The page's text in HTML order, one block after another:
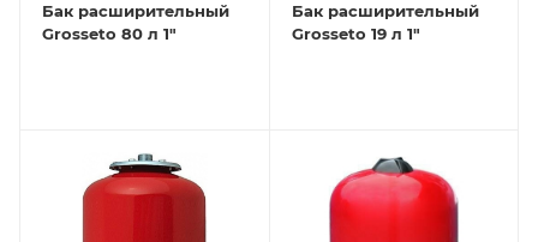
Бак расширительный
Grosseto 80 л 1"
Бак расширительный
Grosseto 19 л 1"